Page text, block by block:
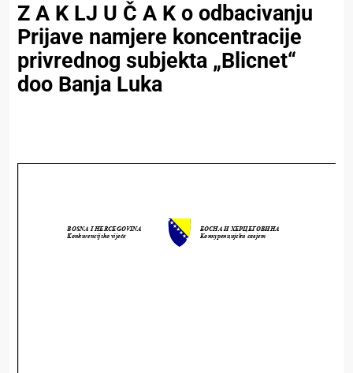
Z A K LJ U Č A K o odbacivanju
Prijave namjere koncentracije
privrednog subjekta „Blicnet“
doo Banja Luka